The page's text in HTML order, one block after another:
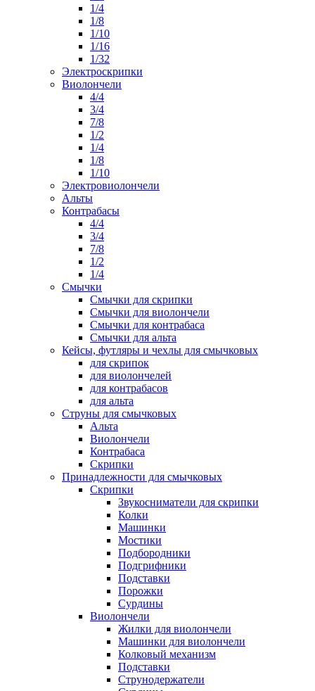
1/4
1/8
1/10
1/16
1/32
Электроскрипки
Виолончели
4/4
3/4
7/8
1/2
1/4
1/8
1/10
Электровиолончели
Альты
Контрабасы
4/4
3/4
7/8
1/2
1/4
Смычки
Смычки для скрипки
Смычки для виолончели
Смычки для контрабаса
Смычки для альта
Кейсы, футляры и чехлы для смычковых
для скрипок
для виолончелей
для контрабасов
для альта
Струны для смычковых
Альта
Виолончели
Контрабаса
Скрипки
Принадлежности для смычковых
Скрипки
Звукосниматели для скрипки
Колки
Машинки
Мостики
Подбородники
Подгрифники
Подставки
Порожки
Сурдины
Виолончели
Жилки для виолончели
Машинки для виолончели
Колковый механизм
Подставки
Струнодержатели